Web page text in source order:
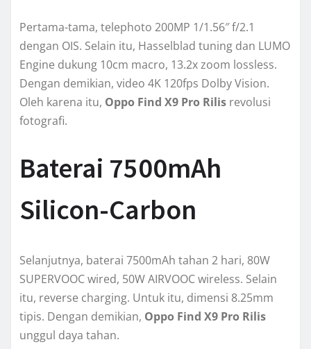
Pertama-tama, telephoto 200MP 1/1.56″ f/2.1
dengan OIS. Selain itu, Hasselblad tuning dan LUMO
Engine dukung 10cm macro, 13.2x zoom lossless.
Dengan demikian, video 4K 120fps Dolby Vision.
Oleh karena itu, Oppo Find X9 Pro Rilis revolusi
fotografi.
Baterai 7500mAh
Silicon-Carbon
Selanjutnya, baterai 7500mAh tahan 2 hari, 80W
SUPERVOOC wired, 50W AIRVOOC wireless. Selain
itu, reverse charging. Untuk itu, dimensi 8.25mm
tipis. Dengan demikian, Oppo Find X9 Pro Rilis
unggul daya tahan.